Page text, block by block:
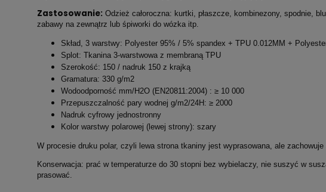
Zastosowanie: Odzież całoroczna: kurtki, płaszcze, kombinezony, spodnie,
zabawy na zewnątrz lub śpiworki do wózka itp.
Skład, 3 warstwy: Polyester 95% / 5% spandex + TPU 0.012MM +
Splot: Tkanina 3-warstwowa z membraną TPU
Szerokość: 150 / nadruk 150 z krajką
Gramatura: 330 g/m2
Wodoodporność mm/H2O (EN20811:2004) : ≥ 10 000
Przepuszczalność pary wodnej g/m2/24H: ≥ 2000
Nadruk cyfrowy jednostronny
Kolor warstwy polarowej (lewej strony): szary
W procesie druku polar, czyli lewa strona tkaniny jest wyprasowana, ale zachowuje
Konserwacja: prać w temperaturze do 30 stopni bez wybielaczy, nie suszyć w
prasować.